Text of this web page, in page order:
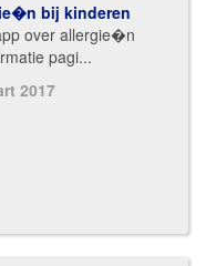
bij kinderen
over allergie�n
pagi...
2017